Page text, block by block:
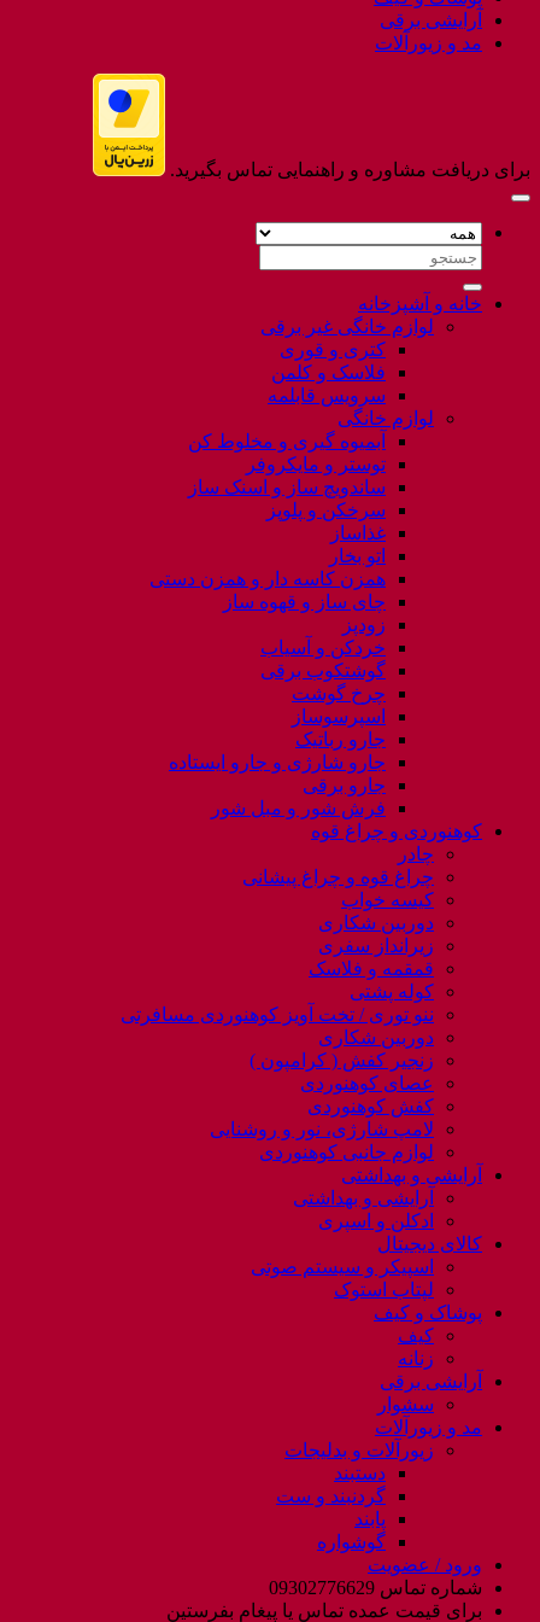
آرایشی برقی
مد و زیورآلات
برای دریافت مشاوره و راهنمایی تماس بگیرید.
جستجو
خانه و آشپزخانه
لوازم خانگی غیر برقی
کتری و قوری
فلاسک و کلمن
سرویس قابلمه
لوازم خانگی
آبمیوه گیری و مخلوط کن
توستر و مایکروفر
ساندویچ ساز و اسنک ساز
سرخکن و پلوپز
غذاساز
اتو بخار
همزن کاسه دار و همزن دستی
چای ساز و قهوه ساز
زودپز
خردکن و آسیاب
گوشتکوب برقی
چرخ گوشت
اسپرسوساز
جارو رباتیک
جارو شارژی و جارو ایستاده
جارو برقی
فرش شور و مبل شور
کوهنوردی و چراغ قوه
چادر
چراغ قوه و چراغ پیشانی
کیسه خواب
دوربین شکاری
زیرانداز سفری
قمقمه و فلاسک
کوله پشتی
ننو توری / تخت آویز کوهنوردی مسافرتی
دوربین شکاری
زنجیر کفش ( کرامپون )
عصای کوهنوردی
کفش کوهنوردی
لامپ شارژی، نور و روشنایی
لوازم جانبی کوهنوردی
آرایشی و بهداشتی
آرایشی و بهداشتی
ادکلن و اسپری
کالای دیجیتال
اسپیکر و سیستم صوتی
لپتاب استوک
پوشاک و کیف
کیف
زنانه
آرایشی برقی
سشوار
مد و زیورآلات
زیورآلات و بدلیجات
دستبند
گردنبند و ست
پابند
گوشواره
ورود / عضویت
شماره تماس 09302776629
برای قیمت عمده تماس یا پیغام بفرستین